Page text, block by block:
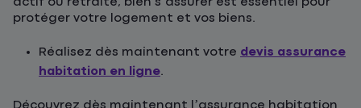
protéger votre logement et vos biens.
Réalisez dès maintenant votre devis assurance
habitation en ligne.
Découvrez dès maintenant l’assurance habitation